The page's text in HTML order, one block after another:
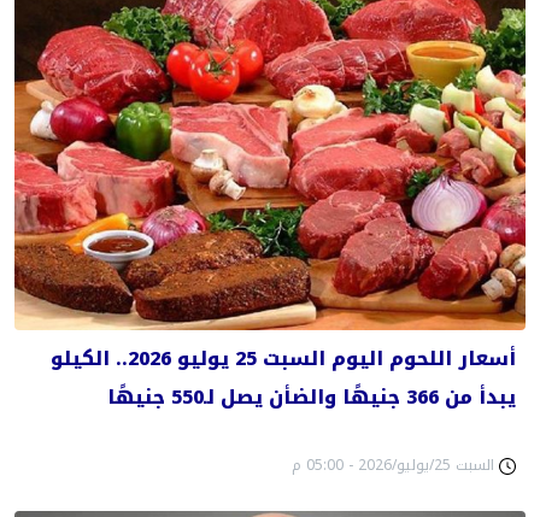
أسعار اللحوم اليوم السبت 25 يوليو 2026.. الكيلو
يبدأ من 366 جنيهًا والضأن يصل لـ550 جنيهًا
السبت 25/يوليو/2026 - 05:00 م